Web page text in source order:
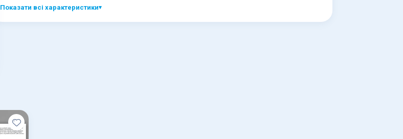
Показати всі характеристики▾